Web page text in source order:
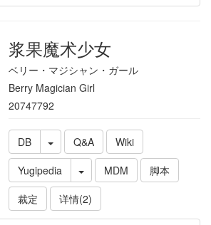
浆果魔术少女
ベリー・マジシャン・ガール
Berry Magician Girl
20747792
DB Q&A
Wiki
Yugipedia
MDM
脚本
裁定
详情(2)